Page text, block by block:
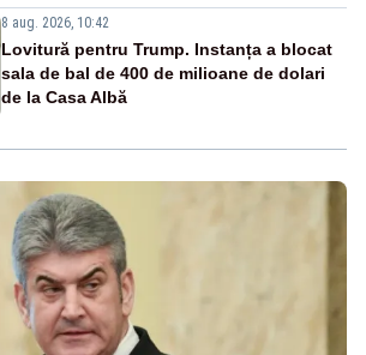
8 aug. 2026, 10:42
Lovitură pentru Trump. Instanța a blocat
sala de bal de 400 de milioane de dolari
de la Casa Albă